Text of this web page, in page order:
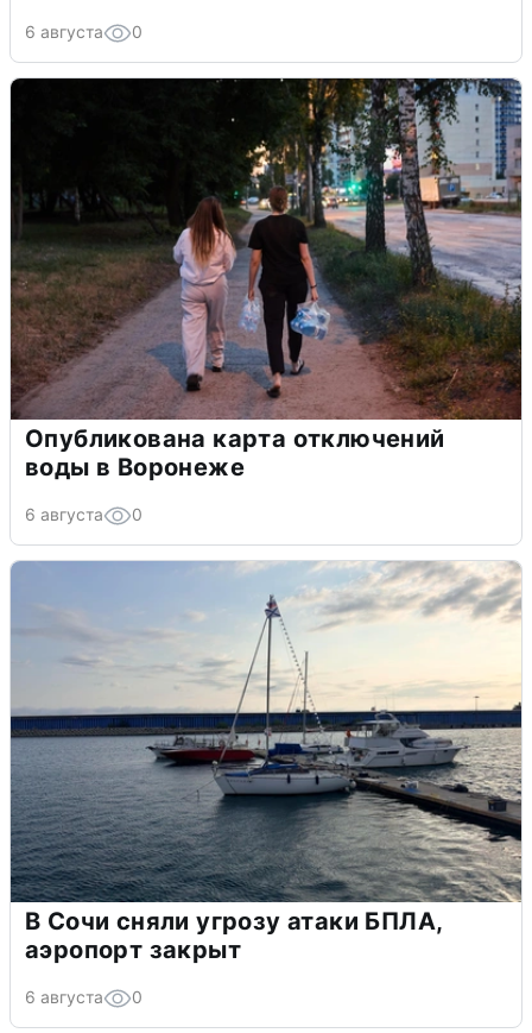
6 августа 0
Опубликована карта отключений
воды в Воронеже
6 августа 0
В Сочи сняли угрозу атаки БПЛА,
аэропорт закрыт
6 августа 0